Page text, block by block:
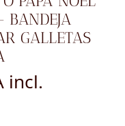
BANDEJA
GALLETAS
incl.